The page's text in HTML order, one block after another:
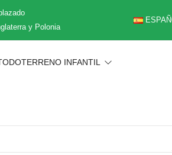
y Polonia
INFANTIL